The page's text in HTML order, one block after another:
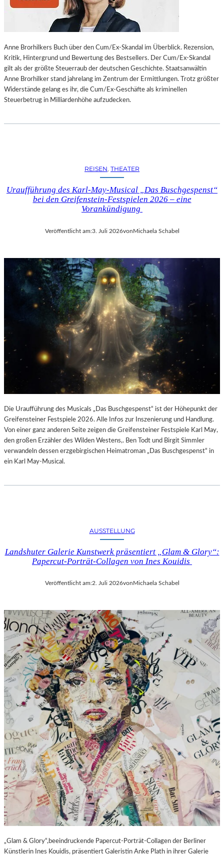
U
G
S
B
E
R
S
H
A
B
K
U
L
T
U
R
-
B
O
G
Anne Brorhilkers Buch über den Cum/Ex-Skandal im Überblick. Rezension,
Kritik, Hintergrund und Bewertung des Bestsellers. Der Cum/Ex-Skandal
gilt als der größte Steuerraub der deutschen Geschichte. Staatsanwältin
Anne Brorhilker stand jahrelang im Zentrum der Ermittlungen. Trotz größter
Widerstände gelang es ihr, die Cum/Ex-Geschäfte als kriminellen
Steuerbetrug in Milliardenhöhe aufzudecken.
REISEN, THEATER
Uraufführung des Karl-May-Musical „Das Buschgespenst“
bei den Greifenstein-Festspielen 2026 – eine
Vorankündigung
Veröffentlicht am:3. Juli 2026vonMichaela Schabel
Die Uraufführung des Musicals „Das Buschgespenst“ ist der Höhepunkt der
Greifensteiner Festspiele 2026. Alle Infos zur Inszenierung und Handlung.
Von einer ganz anderen Seite zeigen die Greifensteiner Festspiele Karl May,
den großen Erzähler des Wilden Westens,. Ben Todt und Birgit Simmler
verwandeln dessen erzgebirgischen Heimatroman „Das Buschgespenst“ in
ein Karl May-Musical.
AUSSTELLUNG
Landshuter Galerie Kunstwerk präsentiert „Glam & Glory“:
Papercut-Porträt-Collagen von Ines Kouidis
Veröffentlicht am:2. Juli 2026vonMichaela Schabel
„Glam & Glory“,beeindruckende Papercut-Porträt-Collagen der Berliner
Künstlerin Ines Kouidis, präsentiert Galeristin Anke Plath in ihrer Galerie